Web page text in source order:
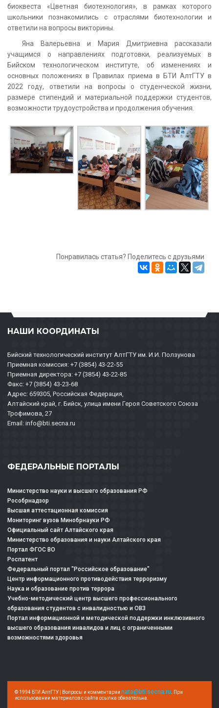
биоквеста «Цветная биотехнология», в рамках которого
школьники познакомились с отраслями биотехнологии и
ответили на вопросы викторины.
Яна Валерьевна и Мария Дмитриевна рассказали
учащимся о направлениях подготовки, реализуемых в
Бийском технологическом институте, об изменениях и
основных положениях в Правилах приема в БТИ АлтГТУ в
2022 году, ответили на вопросы о студенческой жизни,
размере стипендий и материальной поддержки студентов,
возможности трудоустройства и продолжения обучения.
Понравилась статья? Поделитесь с друзьями
НАШИ КООРДИНАТЫ
Бийский технологический институт АлтГТУ им. И.И. Ползунова
Приемная комиссия: +7 (3854) 43-22-55
Приемная директора: +7 (3854) 43-22-85
Факс: +7 (3854) 43-23-68
Адрес: 659305, Российская Федерация,
Алтайский край, г. Бийск, улица имени Героя Советского Союза
Трофимова, 27
Email: info@bti.secna.ru
ФЕДЕРАЛЬНЫЕ ПОРТАЛЫ
Министерство науки и высшего образования РФ
Рособрнадзор
Высшая аттестационная комиссия
Мониторинг вузов Минобрнауки РФ
Официальный сайт Алтайского края
Министерство образования и науки Алтайского края
Портал ФГОС ВО
Роспатент
Федеральный портал "Российское образование"
Центр информационного противодействия терроризму
Наука и образование против террора
Учебно-методический центр высшего профессионального
образования студентов с инвалидностью и ОВЗ
Портал информационной и методической поддержки инклюзивного
высшего образования инвалидов и лиц с ограниченными
возможностями здоровья
© 1994 БТИ АлтГТУ | Вопросы и комментарии nata@bti.secna.ru . При
использовании материалов с сайта ссылка обязательна.